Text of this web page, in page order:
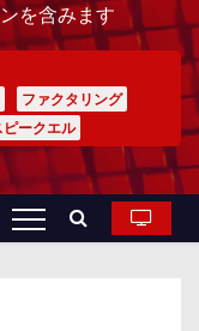
を含みます
ファクタリング
ピークエル